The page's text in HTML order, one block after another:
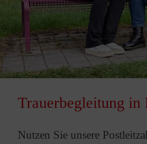
Trauerbegleitung in
Nutzen Sie unsere